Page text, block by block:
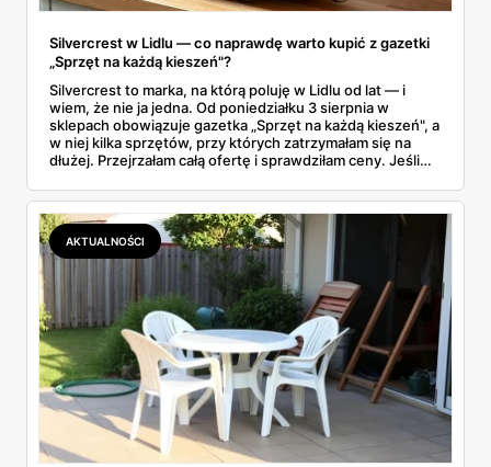
Silvercrest w Lidlu — co naprawdę warto kupić z gazetki
„Sprzęt na każdą kieszeń"?
Silvercrest to marka, na którą poluję w Lidlu od lat — i
wiem, że nie ja jedna. Od poniedziałku 3 sierpnia w
sklepach obowiązuje gazetka „Sprzęt na każdą kieszeń", a
w niej kilka sprzętów, przy których zatrzymałam się na
dłużej. Przejrzałam całą ofertę i sprawdziłam ceny. Jeśli
faktycznie okazja — poniżej znajdziecie odpowiedź.
Uwaga: promocja trwa tylko do 8 sierpnia.
AKTUALNOŚCI